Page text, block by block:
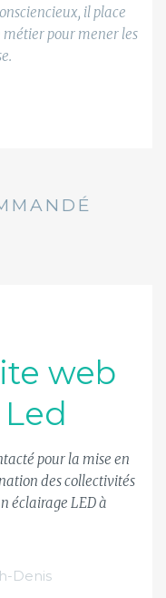
il place
métier pour mener les
web
pour la mise en
des collectivités
éclairage LED à
Denis